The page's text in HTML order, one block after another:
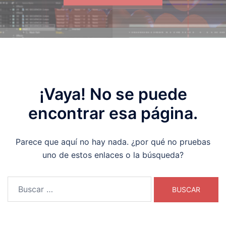
¡Vaya! No se puede
encontrar esa página.
Parece que aquí no hay nada. ¿por qué no pruebas
uno de estos enlaces o la búsqueda?